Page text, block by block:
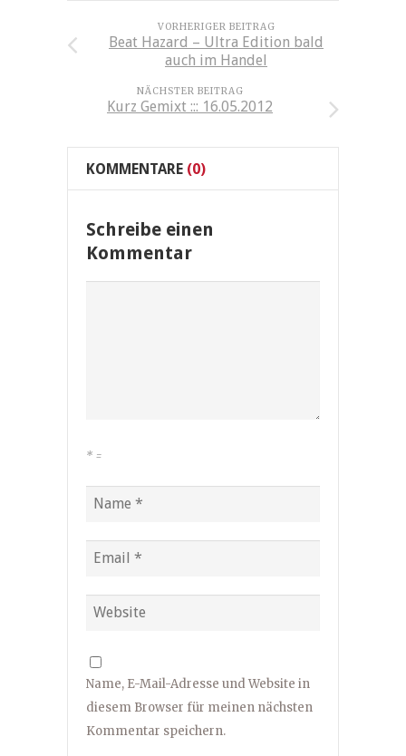
VORHERIGER BEITRAG
Beat Hazard – Ultra Edition bald
auch im Handel
NÄCHSTER BEITRAG
Kurz Gemixt ::: 16.05.2012
KOMMENTARE (0)
Schreibe einen
Kommentar
* =
Name, E-Mail-Adresse und Website in
diesem Browser für meinen nächsten
Kommentar speichern.